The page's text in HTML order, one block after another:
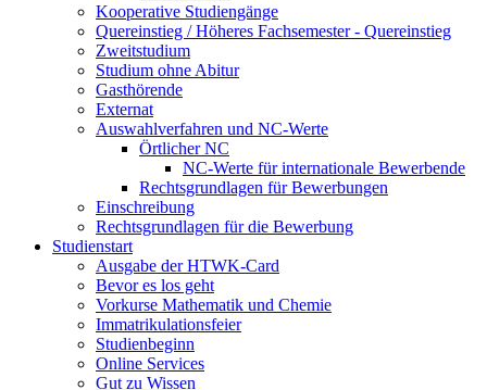
Kooperative Studiengänge
Quereinstieg / Höheres Fachsemester - Quereinstieg
Zweitstudium
Studium ohne Abitur
Gasthörende
Externat
Auswahlverfahren und NC-Werte
Örtlicher NC
NC-Werte für internationale Bewerbende
Rechtsgrundlagen für Bewerbungen
Einschreibung
Rechtsgrundlagen für die Bewerbung
Studienstart
Ausgabe der HTWK-Card
Bevor es los geht
Vorkurse Mathematik und Chemie
Immatrikulationsfeier
Studienbeginn
Online Services
Gut zu Wissen